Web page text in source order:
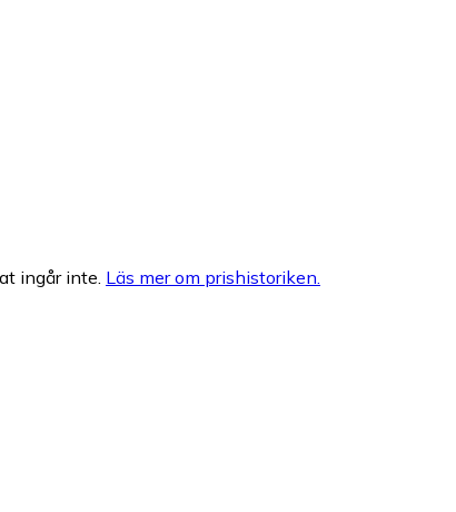
ingår inte. Läs mer om prishistoriken.